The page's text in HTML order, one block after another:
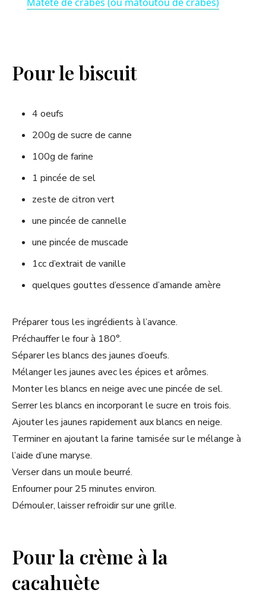
Pour le biscuit
4 oeufs
200g de sucre de canne
100g de farine
1 pincée de sel
zeste de citron vert
une pincée de cannelle
une pincée de muscade
1cc d’extrait de vanille
quelques gouttes d’essence d’amande amère
Préparer tous les ingrédients à l’avance.
Préchauffer le four à 180°.
Séparer les blancs des jaunes d’oeufs.
Mélanger les jaunes avec les épices et arômes.
Monter les blancs en neige avec une pincée de sel.
Serrer les blancs en incorporant le sucre en trois fois.
Ajouter les jaunes rapidement aux blancs en neige.
Terminer en ajoutant la farine tamisée sur le mélange à
l’aide d’une maryse.
Verser dans un moule beurré.
Enfourner pour 25 minutes environ.
Démouler, laisser refroidir sur une grille.
Pour la crème à la
cacahuète